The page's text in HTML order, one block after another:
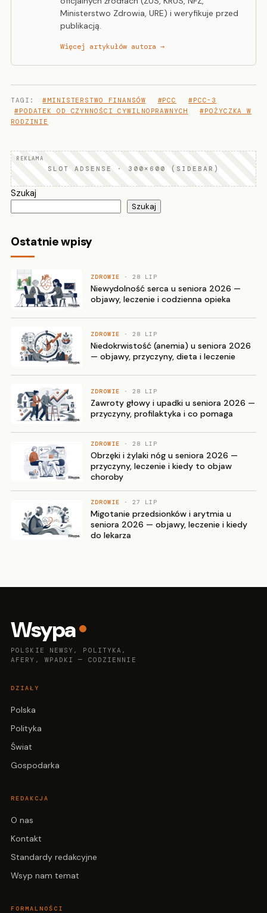
Ministerstwo Zdrowia, URE) i weryfikuje przed
publikacją.
Więcej artykułów autora →
TAGI: #MINISTERSTWO FINANSÓW #PCC
#PCC-3
#PODATEK OD CZYNNOŚCI CYWILNOPRAWNYCH
#POŻYCZKA W
RODZINIE
SLOT ADSENSE · 300×600 (SIDEBAR)
Szukaj
Szukaj
Ostatnie wpisy
ZDROWIE · 28 LIP
Niewydolność serca u seniora 2026 —
objawy, leczenie i codzienna opieka
ZDROWIE · 28 LIP
Niedokrwistość (anemia) u seniora 2026
— objawy, przyczyny, dieta i leczenie
ZDROWIE · 28 LIP
Zawroty głowy i upadki u seniora 2026 —
przyczyny, profilaktyka i co pomaga
ZDROWIE · 28 LIP
Obrzęki i żylaki nóg u seniora 2026 —
przyczyny, leczenie i kiedy to objaw
choroby
ZDROWIE · 27 LIP
Migotanie przedsionków i arytmia u
seniora 2026 — objawy, leczenie i kiedy
do lekarza
Wsypa
POLSKIE NEWSY, POLITYKA,
AFERY, WPADKI — CODZIENNIE
DZIAŁY
Polska
Polityka
Świat
Gospodarka
REDAKCJA
O nas
Kontakt
Standardy redakcyjne
Wsyp nam temat
FORMALNOŚCI